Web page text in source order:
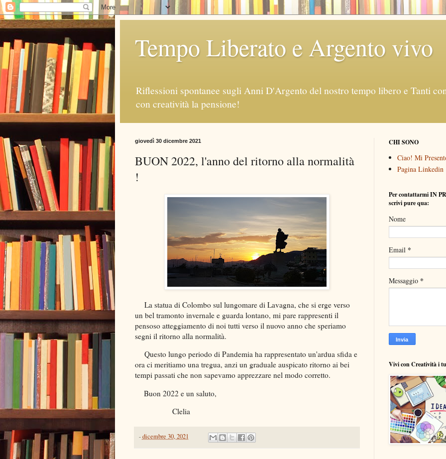
Tempo Liberato e Argento vivo
Riflessioni spontanee sugli Anni D'Argento del nostro tempo libero e Tanti
con creatività la pensione!
giovedì 30 dicembre 2021
BUON 2022, l'anno del ritorno alla normalità
!
La statua di Colombo sul lungomare di Lavagna, che si erge verso
un bel tramonto invernale e guarda lontano, mi pare rappresenti il
pensoso atteggiamento di noi tutti verso il nuovo anno che speriamo
segni il ritorno alla normalità.
Questo lungo periodo di Pandemia ha rappresentato un'ardua sfida e
ora ci meritiamo una tregua, anzi un graduale auspicato ritorno ai bei
tempi passati che non sapevamo apprezzare nel modo corretto.
Buon 2022 e un saluto,
Clelia
-dicembre 30, 2021
CHI SONO
Ciao! Mi
Pagina Linkedin
Per contattarmi IN
scrivi pure qua:
Nome
Email *
Messaggio *
Vivi con Creatività i